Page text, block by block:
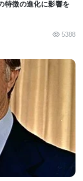
、通常の高齢線
片化をも抑制
ンドリアストレ
においても、コ
トコンドリア膜
ました。
連性 ヒトの組織
GTEx）を解析し
2 の機能的アナ
特徴の進化に影響を
5388